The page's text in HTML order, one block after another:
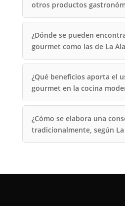
otros productos
¿Dónde se pueden
gourmet como las de La
¿Qué beneficios aporta el
gourmet en la cocina
¿Cómo se elabora una
tradicionalmente, según La